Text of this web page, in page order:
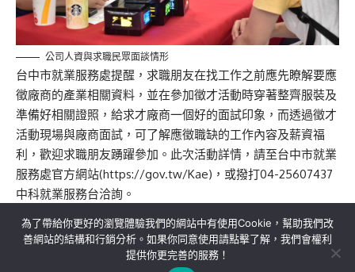
公司人資與求職民眾面談情形
台中市就業服務處提醒，求職朋友在找工作之前應先瞭解要應
徵廠商的產業相關資料，並在參加徵才活動時穿著整齊服裝及
準備好相關證照，給求才廠商一個好的面試印象，而透過徵才
活動現場與廠商面試，可了解應徵職缺的工作內容及薪資福
利，歡迎求職朋友踴躍參加。此次活動詳情，請至台中市就業
服務處官方網站(https://gov.tw/Kae)，或撥打04-25607437
中科就業服務台洽詢。
關於我們 隱私權政策 聯絡我們
為了帶給你更好的瀏覽體驗我們的網站中有使用Cookie，幫助我們改
善網站的結構和行銷分析。如果你同意使用請點擊了解，我們會權利
提供你更完善的服務！